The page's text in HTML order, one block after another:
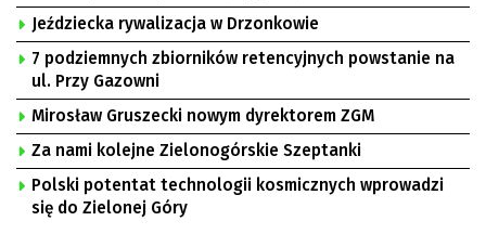
Jeździecka rywalizacja w Drzonkowie
7 podziemnych zbiorników retencyjnych powstanie na
ul. Przy Gazowni
Mirosław Gruszecki nowym dyrektorem ZGM
Za nami kolejne Zielonogórskie Szeptanki
Polski potentat technologii kosmicznych wprowadzi
się do Zielonej Góry